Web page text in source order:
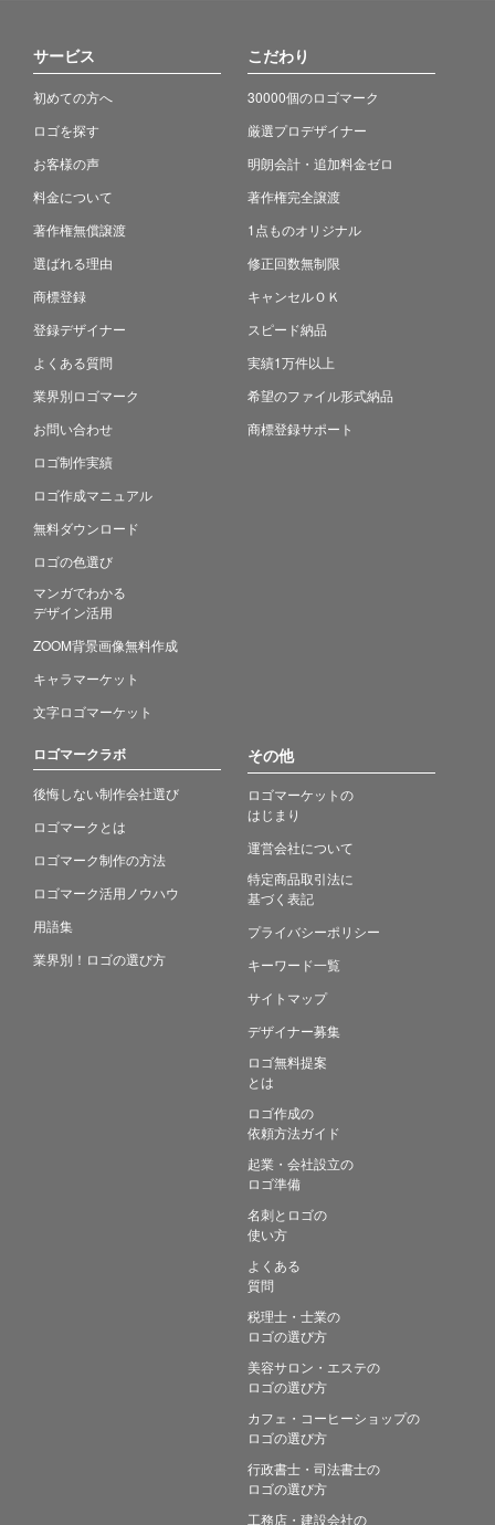
サービス
初めての方へ
ロゴを探す
お客様の声
料金について
著作権無償譲渡
選ばれる理由
商標登録
登録デザイナー
よくある質問
業界別ロゴマーク
お問い合わせ
ロゴ制作実績
ロゴ作成マニュアル
無料ダウンロード
ロゴの色選び
マンガでわかる
デザイン活用
ZOOM背景画像無料作成
キャラマーケット
文字ロゴマーケット
こだわり
30000個のロゴマーク
厳選プロデザイナー
明朗会計・追加料金ゼロ
著作権完全譲渡
1点ものオリジナル
修正回数無制限
キャンセルＯＫ
スピード納品
実績1万件以上
希望のファイル形式納品
商標登録サポート
ロゴマークラボ
後悔しない制作会社選び
ロゴマークとは
ロゴマーク制作の方法
ロゴマーク活用ノウハウ
用語集
業界別！ロゴの選び方
その他
ロゴマーケットの
はじまり
運営会社について
特定商品取引法に
基づく表記
プライバシーポリシー
キーワード一覧
サイトマップ
デザイナー募集
ロゴ無料提案
とは
ロゴ作成の
依頼方法ガイド
起業・会社設立の
ロゴ準備
名刺とロゴの
使い方
よくある
質問
税理士・士業の
ロゴの選び方
美容サロン・エステの
ロゴの選び方
カフェ・コーヒーショップの
ロゴの選び方
行政書士・司法書士の
ロゴの選び方
工務店・建設会社の